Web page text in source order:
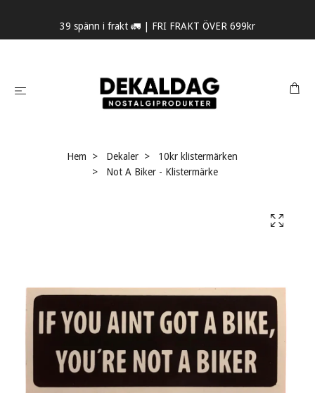
39 spänn i frakt 🚛 | FRI FRAKT ÖVER 699kr
Hem Dekaler
10kr klistermärken
Not A Biker - Klistermärke